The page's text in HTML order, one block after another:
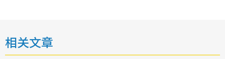
相关文章